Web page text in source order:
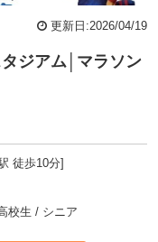
更新日:2026/04/19
ジアム│マラソン
徒歩10分]
校生 / シニア